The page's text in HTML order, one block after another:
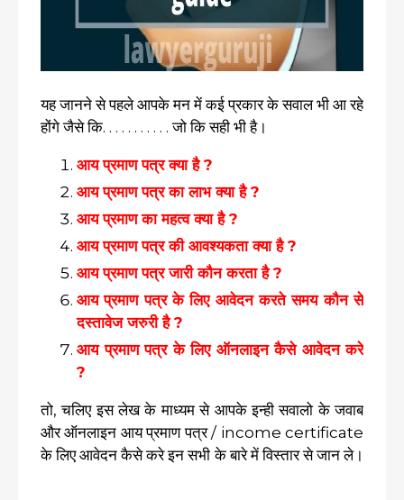
यह जानने से पहले आपके मन में कई प्रकार के सवाल भी आ रहे
होंगे जैसे कि. . . . . . . . . . . जो कि सही भी है।
आय प्रमाण पत्र क्या है ?
आय प्रमाण पत्र का लाभ क्या है ?
आय प्रमाण का महत्व क्या है ?
आय प्रमाण पत्र की आवश्यकता क्या है ?
आय प्रमाण पत्र जारी कौन करता है ?
आय प्रमाण पत्र के लिए आवेदन करते समय कौन से
दस्तावेज जरुरी है ?
आय प्रमाण पत्र के लिए ऑनलाइन कैसे आवेदन करे
?
तो, चलिए इस लेख के माध्यम से आपके इन्ही सवालो के जवाब
और ऑनलाइन आय प्रमाण पत्र / income certificate
के लिए आवेदन कैसे करे इन सभी के बारे में विस्तार से जान ले।